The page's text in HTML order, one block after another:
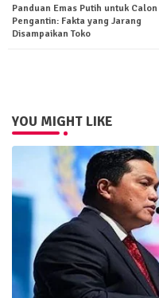
ter
Panduan Emas Putih untuk Calon
Pengantin: Fakta yang Jarang
Disampaikan Toko
YOU MIGHT LIKE